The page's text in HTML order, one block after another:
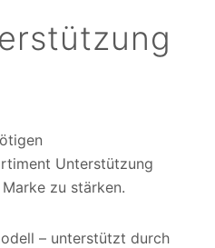
Unterstützung
zu stärken.
– unterstützt durch